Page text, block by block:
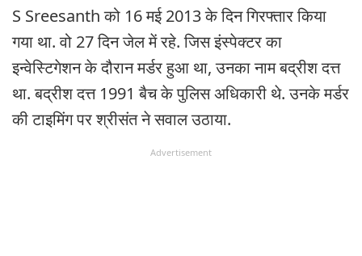
S Sreesanth को 16 मई 2013 के दिन गिरफ्तार किया
गया था. वो 27 दिन जेल में रहे. जिस इंस्पेक्टर का
इन्वेस्टिगेशन के दौरान मर्डर हुआ था, उनका नाम बद्रीश दत्त
था. बद्रीश दत्त 1991 बैच के पुलिस अधिकारी थे. उनके मर्डर
की टाइमिंग पर श्रीसंत ने सवाल उठाया.
Advertisement